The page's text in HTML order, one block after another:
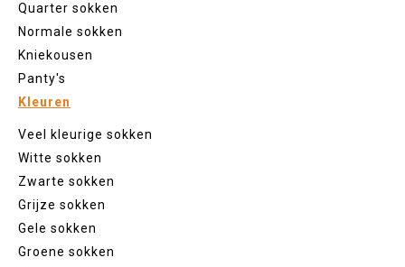
Quarter sokken
Normale sokken
Kniekousen
Panty's
Kleuren
Veel kleurige sokken
Witte sokken
Zwarte sokken
Grijze sokken
Gele sokken
Groene sokken